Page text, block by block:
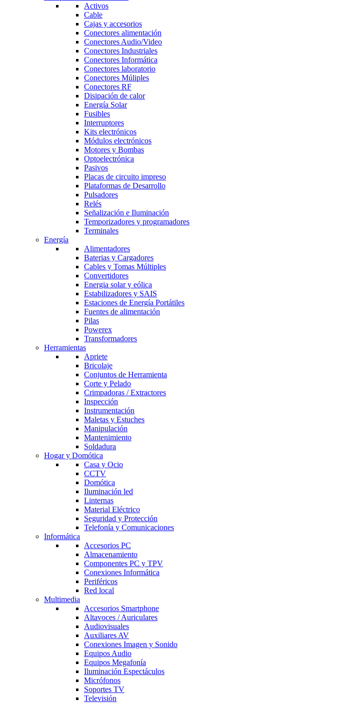
Activos
Cable
Cajas y accesorios
Conectores alimentación
Conectores Audio/Video
Conectores Industriales
Conectores Informática
Conectores laboratorio
Conectores Múliples
Conectores RF
Disipación de calor
Energía Solar
Fusibles
Interruptores
Kits electrónicos
Módulos electrónicos
Motores y Bombas
Optoelectrónica
Pasivos
Placas de circuito impreso
Plataformas de Desarrollo
Pulsadores
Relés
Señalización e Iluminación
Temporizadores y programadores
Terminales
Energía
Alimentadores
Baterias y Cargadores
Cables y Tomas Múltiples
Convertidores
Energia solar y eólica
Estabilizadores y SAIS
Estaciones de Energía Portátiles
Fuentes de alimentación
Pilas
Powerex
Transformadores
Herramientas
Apriete
Bricolaje
Conjuntos de Herramienta
Corte y Pelado
Crimpadoras / Extractores
Inspección
Instrumentación
Maletas y Estuches
Manipulación
Mantenimiento
Soldadura
Hogar y Domótica
Casa y Ocio
CCTV
Domótica
Iluminación led
Linternas
Material Eléctrico
Seguridad y Protección
Telefonía y Comunicaciones
Informática
Accesorios PC
Almacenamiento
Componentes PC y TPV
Conexiones Informática
Periféricos
Red local
Multimedia
Accesorios Smartphone
Altavoces / Auriculares
Audiovisuales
Auxiliares AV
Conexiones Imagen y Sonido
Equipos Audio
Equipos Megafonía
Iluminación Espectáculos
Micrófonos
Soportes TV
Televisión